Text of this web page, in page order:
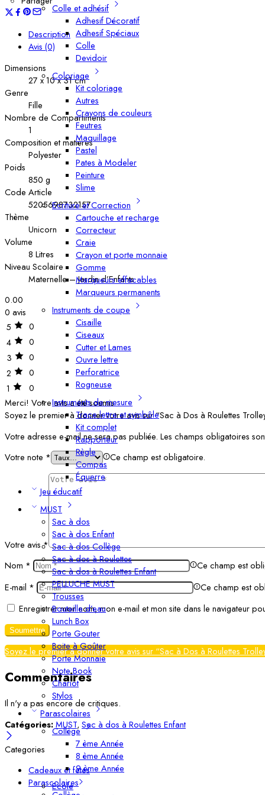
Colle et adhésif
Adhesif Décoratif
Adhesif Spéciaux
Colle
Devidoir
Coloriage
Kit coloriage
Autres
Crayons de couleurs
Feutres
Maquillage
Pastel
Pates à Modeler
Peinture
Slime
Ecriture et Correction
Cartouche et recharge
Correcteur
Craie
Crayon et porte monnaie
Gomme
Marqueurs effacables
Marqueurs permanents
Instruments de coupe
Cisaille
Ciseaux
Cutter et Lames
Ouvre lettre
Perforatrice
Rogneuse
Instruments de mesure
Trace lettre et symbôle
Kit complet
Rapporteur
Règle
Compas
Équerre
Jeu éducatif
MUST
Sac à dos
Sac à dos Enfant
Sac à dos Collège
Sac à dos à Roulettes
Sac à dos à Roulettes Enfant
PELLUCHE MUST
Trousses
Bouteille d’eau
Lunch Box
Porte Gouter
Boite à Goûter
Porte Monnaie
Note Book
Chariot
Stylos
Parascolaires
Collège
7 ème Année
8 ème Année
9 ème Année
Ecole
Description
Avis (0)
Dimensions
27 x 10 x 31 cm
Genre
Fille
Nombre de Compartiments
1
Composition et matières
Polyester
Poids
850 g
Code Article
5205698732157
Thème
Unicorn
Volume
8 Litres
Niveau Scolaire
Maternelle – Jardin d’Enfants
0.00
0 avis
5
0
4
0
3
0
2
0
1
0
Merci! Votre avis a été soumis
Soyez le premier à donner votre avis sur “Sac à Dos à Roulettes
Votre adresse e-mail ne sera pas publiée. Les champs obligatoires
Votre note * Ce champ est obligatoire.
Votre avis*
Nom *
Ce champ est
E-mail * Ce champ est
Enregistrer mon nom, mon e-mail et mon site dans le navigateur
Soyez le premier à donner votre avis sur “Sac à Dos à Roulettes
Commentaires
Il n'y a pas encore de critiques.
Catégories:MUST, Sac à dos à Roulettes Enfant
Categories
Cadeaux et fetes
Parascolaires